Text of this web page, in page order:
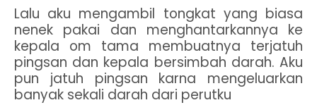
Lalu aku mengambil tongkat yang biasa
nenek pakai dan menghantarkannya ke
kepala om tama membuatnya terjatuh
pingsan dan kepala bersimbah darah. Aku
pun jatuh pingsan karna mengeluarkan
banyak sekali darah dari perutku